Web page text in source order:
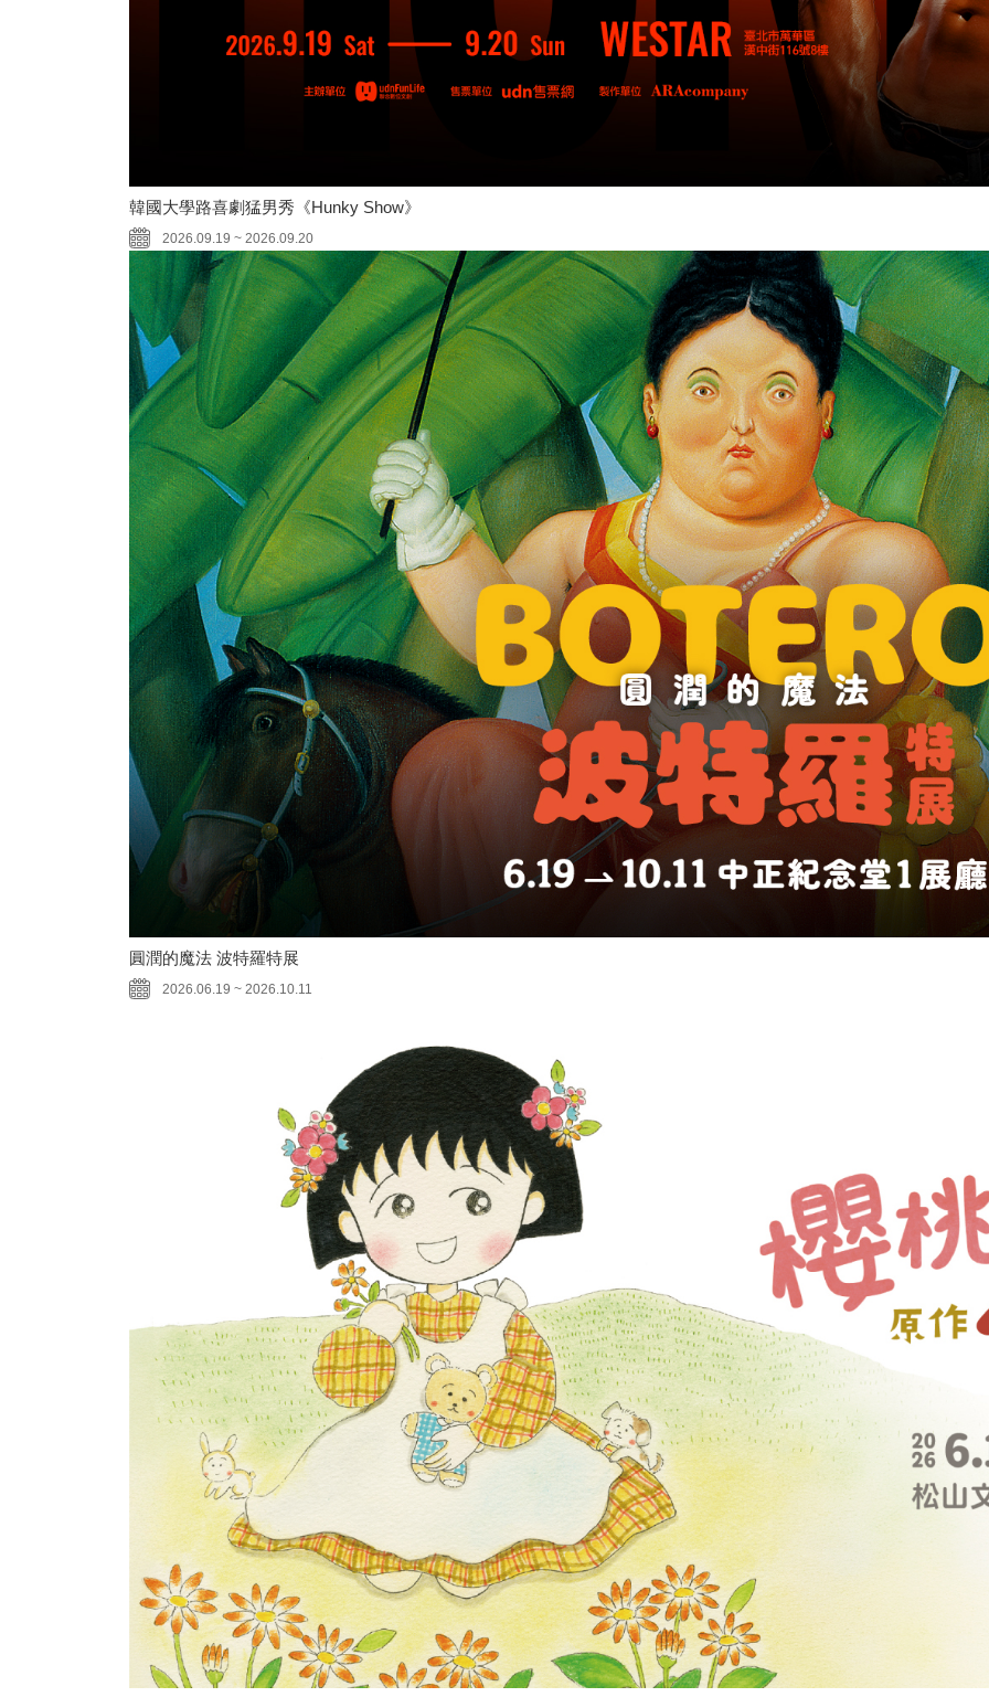
韓國大學路喜劇猛男秀《Hunky Show》
2026.09.19 ~ 2026.09.20
圓潤的魔法 波特羅特展
2026.06.19 ~ 2026.10.11